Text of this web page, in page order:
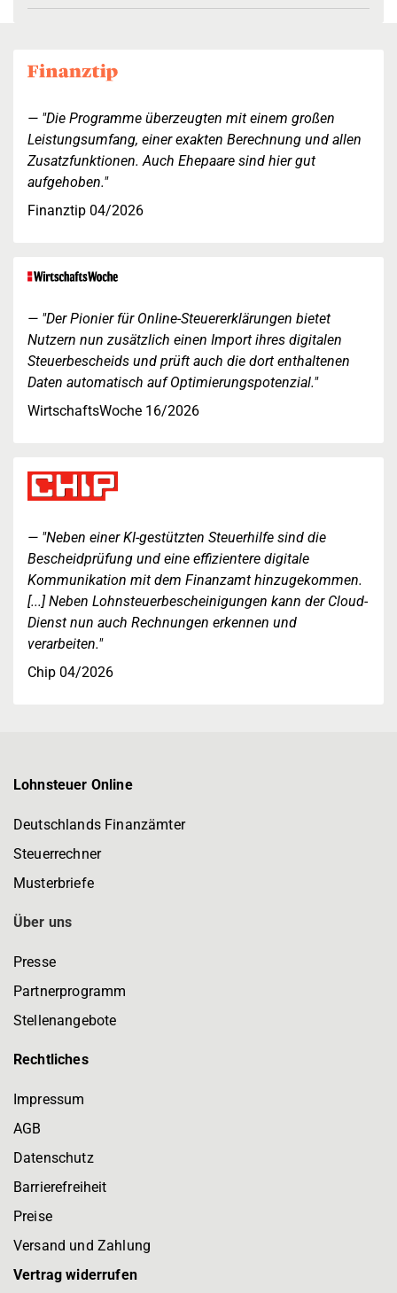
"Die Programme überzeugten mit einem großen
Leistungsumfang, einer exakten Berechnung und allen
Zusatzfunktionen. Auch Ehepaare sind hier gut
aufgehoben."
Finanztip 04/2026
"Der Pionier für Online-Steuererklärungen bietet
Nutzern nun zusätzlich einen Import ihres digitalen
Steuerbescheids und prüft auch die dort enthaltenen
Daten automatisch auf Optimierungspotenzial."
WirtschaftsWoche 16/2026
"Neben einer KI-gestützten Steuerhilfe sind die
Bescheidprüfung und eine effizientere digitale
Kommunikation mit dem Finanzamt hinzugekommen.
[...] Neben Lohnsteuerbescheinigungen kann der Cloud-
Dienst nun auch Rechnungen erkennen und
verarbeiten."
Chip 04/2026
Lohnsteuer Online
Deutschlands Finanzämter
Steuerrechner
Musterbriefe
Über uns
Presse
Partnerprogramm
Stellenangebote
Rechtliches
Impressum
AGB
Datenschutz
Barrierefreiheit
Preise
Versand und Zahlung
Vertrag widerrufen